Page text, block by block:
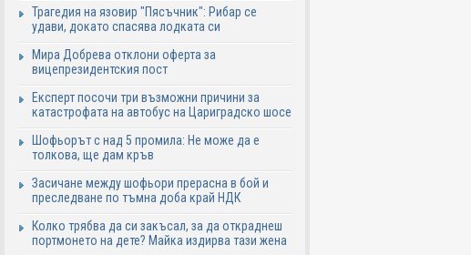
Трагедия на язовир "Пясъчник": Рибар се
удави, докато спасява лодката си
Мира Добрева отклони оферта за
вицепрезидентския пост
Експерт посочи три възможни причини за
катастрофата на автобус на Цариградско шосе
Шофьорът с над 5 промила: Не може да е
толкова, ще дам кръв
Засичане между шофьори прерасна в бой и
преследване по тъмна доба край НДК
Колко трябва да си закъсал, за да откраднеш
портмонето на дете? Майка издирва тази жена